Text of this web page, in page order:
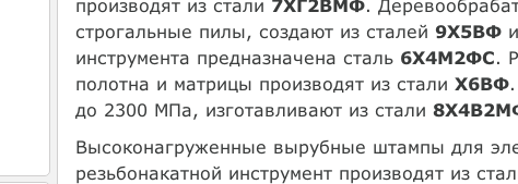
производят из стали 7ХГ2ВМФ.
строгальные пилы, создают из сталей 9Х5ВФи
инструмента предназначена сталь 6Х4М2ФС.
полотна и матрицы производят из стали Х6ВФ.
до 2300 МПа, изготавливают из стали
Высоконагруженные вырубные штампы для
резьбонакатной инструмент производят из